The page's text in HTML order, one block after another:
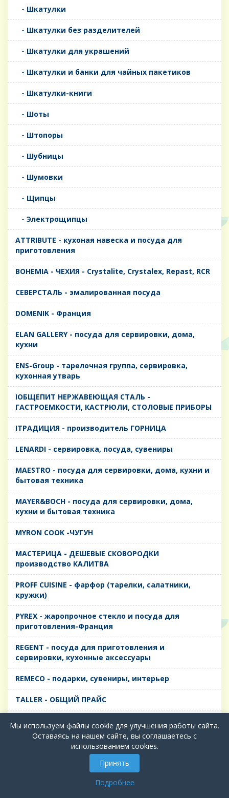
- Шкатулки
- Шкатулки без разделителей
- Шкатулки для украшений
- Шкатулки и банки для чайных пакетиков
- Шкатулки-книги
- Шоты
- Штопоры
- Шубницы
- Шумовки
- Щипцы
- Электрощипцы
ATTRIBUTE - кухоная навеска и посуда для
приготовления
BOHEMIA - ЧЕХИЯ - Crystalite, Crystalex, Repast, RCR
CЕВЕРСТАЛЬ - эмалированная посуда
DOMENIK - Франция
ELAN GALLERY - посуда для сервировки, дома,
кухни
ENS-Group - тарелочная группа, сервировка,
кухонная утварь
IОБЩЕПИТ НЕРЖАВЕЮЩАЯ СТАЛЬ -
ГАСТРОЕМКОСТИ, КАСТРЮЛИ, СТОЛОВЫЕ ПРИБОРЫ
IТРАДИЦИЯ - производитель ГОРНИЦА
LENARDI - сервировка, посуда, сувениры
MAESTRO - посуда для сервировки, дома, кухни и
бытовая техника
MAYER&BOCH - посуда для сервировки, дома,
кухни и бытовая техника
MYRON COOK -ЧУГУН
MАСТЕРИЦА - ДЕШЕВЫЕ СКОВОРОДКИ
производство КАЛИТВА
PROFF CUISINE - фарфор (тарелки, салатники,
кружки)
PYREX - жаропрочное стекло и посуда для
приготовления-Франция
REGENT - посуда для приготовления и
сервировки, кухонные аксессуары
REMECO - подарки, сувениры, интерьер
TALLER - ОБЩИЙ ПРАЙС
TIMA - посуда для приготовления и сервировки,
кухонные аксессуары
БИОСТАЛЬ - ТЕРМОСА
Мы используем файлы cookie для улучшения работы сайта.
Оставаясь на нашем сайте, вы соглашаетесь с
использованием cookies.
Принять
Подробнее